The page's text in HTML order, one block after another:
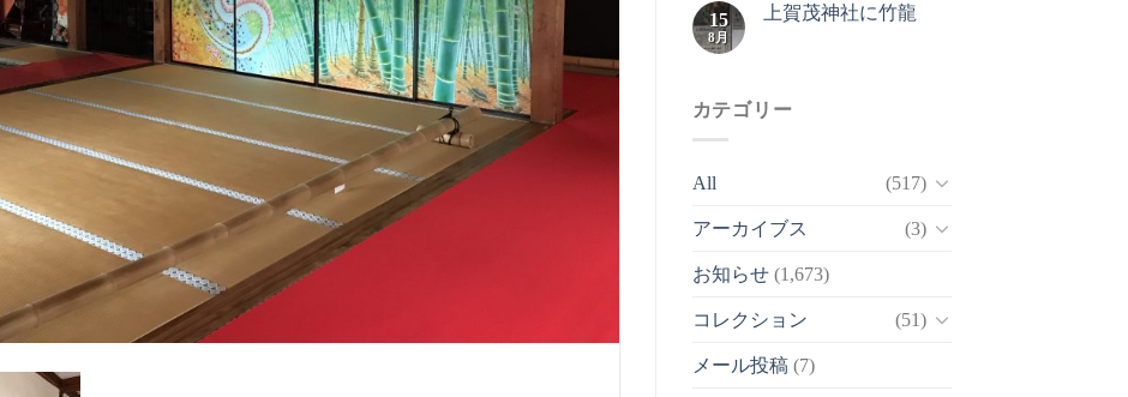
15
8月
上賀茂神社に竹龍
カテゴリー
All (517)
アーカイブス (3)
お知らせ(1,673)
コレクション (51)
メール投稿(7)